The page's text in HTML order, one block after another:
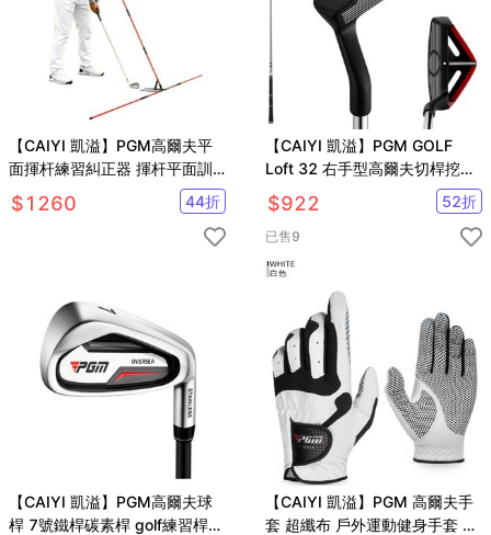
【CAIYI 凱溢】PGM高爾夫平
面揮杆練習糾正器 揮杆平面訓
練器
$1260 44折
【CAIYI 凱溢】PGM GOLF
Loft 32 右手型高爾夫切桿挖起
桿
$922 52折
已售9
【CAIYI 凱溢】PGM高爾夫球
桿 7號鐵桿碳素桿 golf練習桿
【CAIYI 凱溢】PGM 高爾夫手
套 超纖布 戶外運動健身手套 防